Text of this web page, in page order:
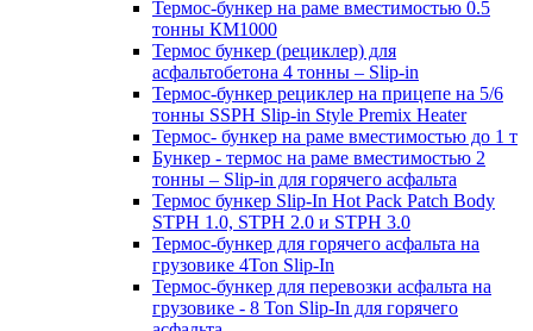
Термос-бункер на раме вместимостью 0.5
тонны КМ1000
Термос бункер (рециклер) для
асфальтобетона 4 тонны – Slip-in
Термос-бункер рециклер на прицепе на 5/6
тонны SSPH Slip-in Style Premix Heater
Термос- бункер на раме вместимостью до 1 т
Бункер - термос на раме вместимостью 2
тонны – Slip-in для горячего асфальта
Термос бункер Slip-In Hot Pack Patch Body
STPH 1.0, STPH 2.0 и STPH 3.0
Термос-бункер для горячего асфальта на
грузовике 4Ton Slip-In
Термос-бункер для перевозки асфальта на
грузовике - 8 Ton Slip-In для горячего